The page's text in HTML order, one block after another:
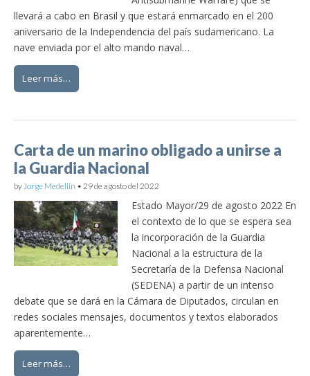
llevará a cabo en Brasil y que estará enmarcado en el 200
aniversario de la Independencia del país sudamericano. La
nave enviada por el alto mando naval…
Leer más…
Carta de un marino obligado a unirse a
la Guardia Nacional
by Jorge Medellin • 29 de agosto del 2022
Estado Mayor/29 de agosto 2022 En
el contexto de lo que se espera sea
la incorporación de la Guardia
Nacional a la estructura de la
Secretaría de la Defensa Nacional
(SEDENA) a partir de un intenso
debate que se dará en la Cámara de Diputados, circulan en
redes sociales mensajes, documentos y textos elaborados
aparentemente…
Leer más…